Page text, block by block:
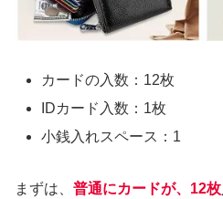
カードの入数：12枚
IDカード入数：1枚
小銭入れスペース：1
まずは、 普通にカードが、12枚